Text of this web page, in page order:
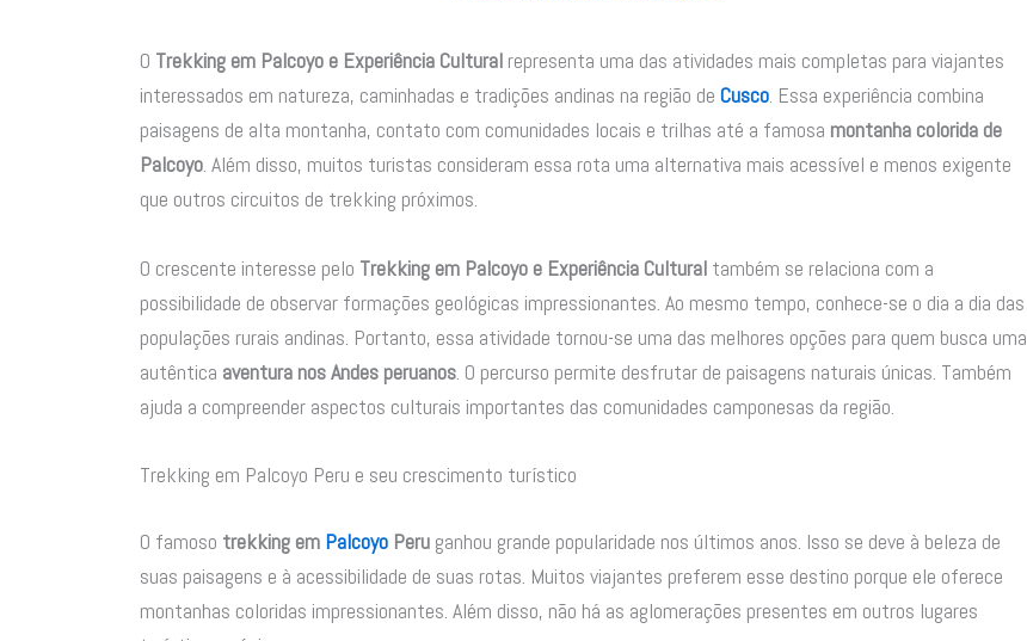
O Trekking em Palcoyo e Experiência Cultural representa uma das atividades mais completas para viajantes
interessados em natureza, caminhadas e tradições andinas na região de Cusco. Essa experiência combina
paisagens de alta montanha, contato com comunidades locais e trilhas até a famosa montanha colorida de
Palcoyo. Além disso, muitos turistas consideram essa rota uma alternativa mais acessível e menos exigente
que outros circuitos de trekking próximos.
O crescente interesse pelo Trekking em Palcoyo e Experiência Cultural também se relaciona com a
possibilidade de observar formações geológicas impressionantes. Ao mesmo tempo, conhece-se o dia a dia das
populações rurais andinas. Portanto, essa atividade tornou-se uma das melhores opções para quem busca uma
autêntica aventura nos Andes peruanos . O percurso permite desfrutar de paisagens naturais únicas. Também
ajuda a compreender aspectos culturais importantes das comunidades camponesas da região.
Trekking em Palcoyo Peru e seu crescimento turístico
O famoso trekking em Palcoyo Peru ganhou grande popularidade nos últimos anos. Isso se deve à beleza de
suas paisagens e à acessibilidade de suas rotas. Muitos viajantes preferem esse destino porque ele oferece
montanhas coloridas impressionantes. Além disso, não há as aglomerações presentes em outros lugares